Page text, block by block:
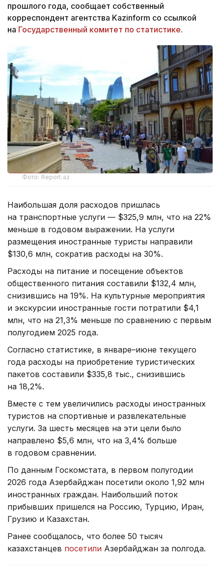
прошлого года, сообщает собственный
корреспондент агентства Kazinform со ссылкой
на Государственный комитет по статистике.
Фото: Report.az
Наибольшая доля расходов пришлась
на транспортные услуги — $325,9 млн, что на 22%
меньше в годовом выражении. На услуги
размещения иностранные туристы направили
$130,6 млн, сократив расходы на 30%.
Расходы на питание и посещение объектов
общественного питания составили $132,4 млн,
снизившись на 19%. На культурные мероприятия
и экскурсии иностранные гости потратили $4,1
млн, что на 21,3% меньше по сравнению с первым
полугодием 2025 года.
Согласно статистике, в январе–июне текущего
года расходы на приобретение туристических
пакетов составили $335,8 тыс., снизившись
на 18,2%.
Вместе с тем увеличились расходы иностранных
туристов на спортивные и развлекательные
услуги. За шесть месяцев на эти цели было
направлено $5,6 млн, что на 3,4% больше
в годовом сравнении.
По данным Госкомстата, в первом полугодии
2026 года Азербайджан посетили около 1,92 млн
иностранных граждан. Наибольший поток
прибывших пришелся на Россию, Турцию, Иран,
Грузию и Казахстан.
Ранее сообщалось, что более 50 тысяч
казахстанцев посетили Азербайджан за полгода.